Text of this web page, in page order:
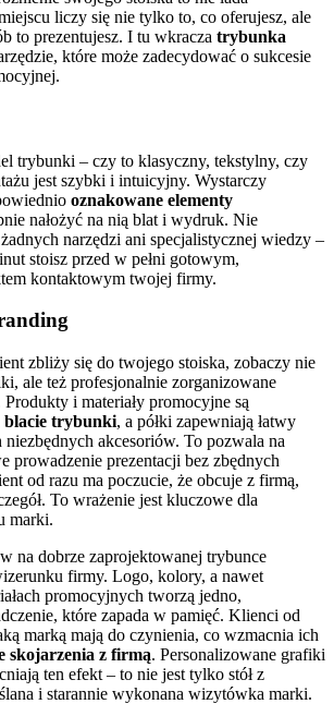
liczy się nie tylko to, co oferujesz, ale
to prezentujesz. I tu wkracza trybunka
które może zadecydować o sukcesie
trybunki – czy to klasyczny, tekstylny, czy
jest szybki i intuicyjny. Wystarczy
oznakowane elementy
nałożyć na nią blat i wydruk. Nie
narzędzi ani specjalistycznej wiedzy –
stoisz przed w pełni gotowym,
kontaktowym twojej firmy.
zbliży się do twojego stoiska, zobaczy nie
ale też profesjonalnie zorganizowane
i materiały promocyjne są
blacie trybunki, a półki zapewniają łatwy
akcesoriów. To pozwala na
prowadzenie prezentacji bez zbędnych
od razu ma poczucie, że obcuje z firmą,
To wrażenie jest kluczowe dla
marki.
na dobrze zaprojektowanej trybunce
firmy. Logo, kolory, a nawet
promocyjnych tworzą jedno,
które zapada w pamięć. Klienci od
marką mają do czynienia, co wzmacnia ich
skojarzenia z firmą. Personalizowane grafiki
ten efekt – to nie jest tylko stół z
i starannie wykonana wizytówka marki.